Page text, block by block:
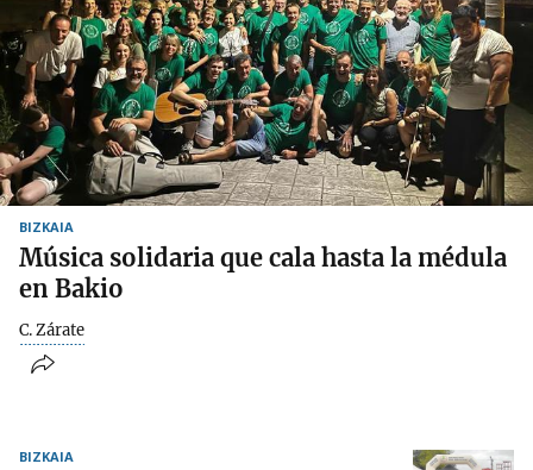
BIZKAIA
Música solidaria que cala hasta la médula
en Bakio
C. Zárate
BIZKAIA